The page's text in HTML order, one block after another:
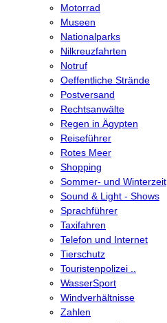
Motorrad
Museen
Nationalparks
Nilkreuzfahrten
Notruf
Oeffentliche Strände
Postversand
Rechtsanwälte
Regen in Ägypten
Reiseführer
Rotes Meer
Shopping
Sommer- und Winterzeit
Sound & Light - Shows
Sprachführer
Taxifahren
Telefon und Internet
Tierschutz
Touristenpolizei ..
WasserSport
Windverhältnisse
Zahlen